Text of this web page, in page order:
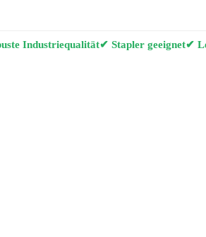
Industriequalität✔ Stapler geeignet✔